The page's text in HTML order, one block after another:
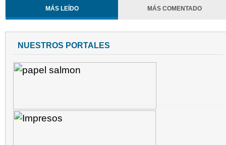
MÁS LEÍDO MÁS COMENTADO
NUESTROS PORTALES